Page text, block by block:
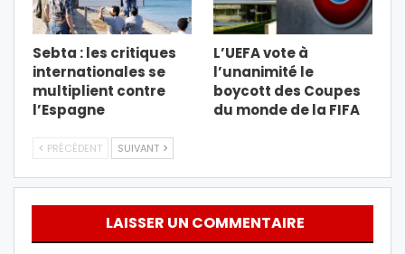
Sebta : les critiques
internationales se
multiplient contre
l’Espagne
L’UEFA vote à
l’unanimité le
boycott des Coupes
du monde de la FIFA
PRÉCÉDENT SUIVANT
LAISSER UN COMMENTAIRE